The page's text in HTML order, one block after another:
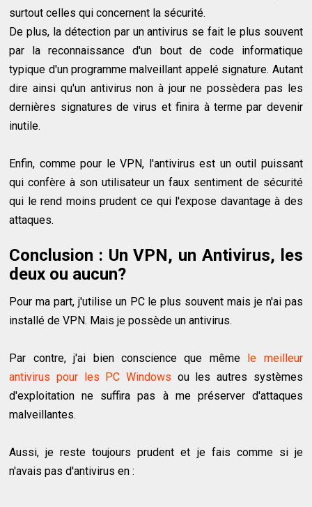
surtout celles qui concernent la sécurité.
De plus, la détection par un antivirus se fait le plus souvent
par la reconnaissance d'un bout de code informatique
typique d'un programme malveillant appelé signature. Autant
dire ainsi qu'un antivirus non à jour ne possèdera pas les
dernières signatures de virus et finira à terme par devenir
inutile.
Enfin, comme pour le VPN, l'antivirus est un outil puissant
qui confère à son utilisateur un faux sentiment de sécurité
qui le rend moins prudent ce qui l'expose davantage à des
attaques.
Conclusion : Un VPN, un Antivirus, les
deux ou aucun?
Pour ma part, j'utilise un PC le plus souvent mais je n'ai pas
installé de VPN. Mais je possède un antivirus.
Par contre, j'ai bien conscience que même le meilleur
antivirus pour les PC Windows ou les autres systèmes
d'exploitation ne suffira pas à me préserver d'attaques
malveillantes.
Aussi, je reste toujours prudent et je fais comme si je
n'avais pas d'antivirus en :